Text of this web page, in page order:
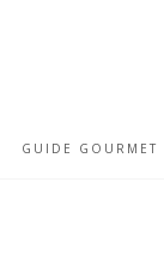
GUIDE GOURMET